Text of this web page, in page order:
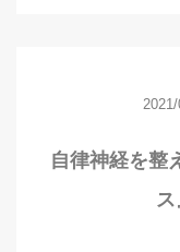
自律神経を